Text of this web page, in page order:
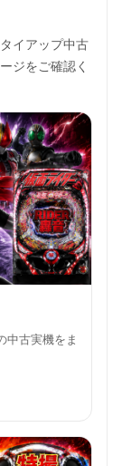
イアップ中古
ジをご確認く
中古実機をま